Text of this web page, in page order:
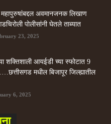
महापुरुषांबद्दल अवमानजनक लिखाण
पोलीसांनी घेतले ताब्यात
23, 2025
शक्तिशाली आयईडी च्या स्फोटात 9
मधील बिजापूर जिल्ह्यातील
6, 2025